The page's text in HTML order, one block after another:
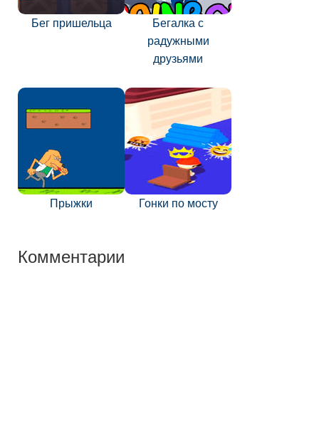
Бег пришельца
Бегалка с
радужными
друзьями
Прыжки Гонки по мосту
Комментарии